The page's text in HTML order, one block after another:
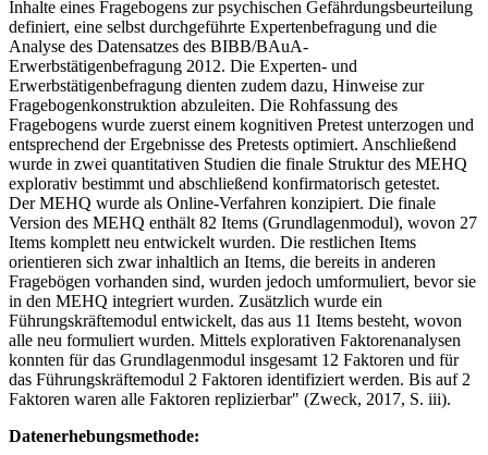
Inhalte eines Fragebogens zur psychischen Gefährdungsbeurteilung
definiert, eine selbst durchgeführte Expertenbefragung und die
Analyse des Datensatzes des BIBB/BAuA-
Erwerbstätigenbefragung 2012. Die Experten- und
Erwerbstätigenbefragung dienten zudem dazu, Hinweise zur
Fragebogenkonstruktion abzuleiten. Die Rohfassung des
Fragebogens wurde zuerst einem kognitiven Pretest unterzogen und
entsprechend der Ergebnisse des Pretests optimiert. Anschließend
wurde in zwei quantitativen Studien die finale Struktur des MEHQ
explorativ bestimmt und abschließend konfirmatorisch getestet.
Der MEHQ wurde als Online-Verfahren konzipiert. Die finale
Version des MEHQ enthält 82 Items (Grundlagenmodul), wovon 27
Items komplett neu entwickelt wurden. Die restlichen Items
orientieren sich zwar inhaltlich an Items, die bereits in anderen
Fragebögen vorhanden sind, wurden jedoch umformuliert, bevor sie
in den MEHQ integriert wurden. Zusätzlich wurde ein
Führungskräftemodul entwickelt, das aus 11 Items besteht, wovon
alle neu formuliert wurden. Mittels explorativen Faktorenanalysen
konnten für das Grundlagenmodul insgesamt 12 Faktoren und für
das Führungskräftemodul 2 Faktoren identifiziert werden. Bis auf 2
Faktoren waren alle Faktoren replizierbar" (Zweck, 2017, S. iii).
Datenerhebungsmethode: